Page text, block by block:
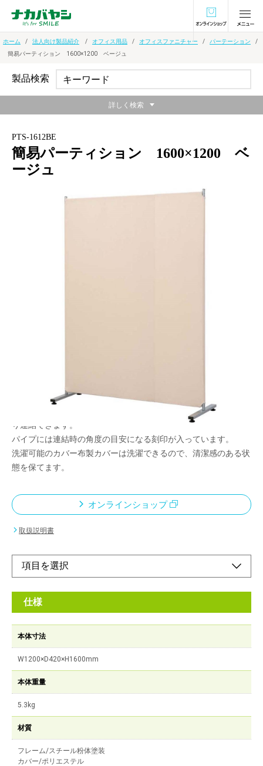
オンラインショ
ホーム 法人向け製品紹介 オフィス用品 オフィスファニチャー
パーテーション
簡易パーティション 1600×1200 ベージュ
PTS-1612BE
簡易パーティション 1600×1200 ベ
ージュ
関からの目隠しに.コーナー連結して収納スペースづくりに.任意
の角度で連結可能付属の連結パーツを使い、上下2カ所でしっか
り連結できます。
パイプには連結時の角度の目安になる刻印が入っています。
洗濯可能のカバー布製カバーは洗濯できるので、清潔感のある状
態を保てます。
オンラインショップ
取扱説明書
仕様
本体寸法
W1200×D420×H1600mm
本体重量
5.3kg
材質
フレーム/スチール粉体塗装
カバー/ポリエステル
製品検索
詳しく検索